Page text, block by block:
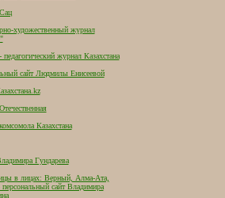
художественный журнал
журнал Казахстана
сайт Людмилы Енисеевой
Казахстана
Гундарева
в лицах: Верный, Алма-Ата,
сайт Владимира